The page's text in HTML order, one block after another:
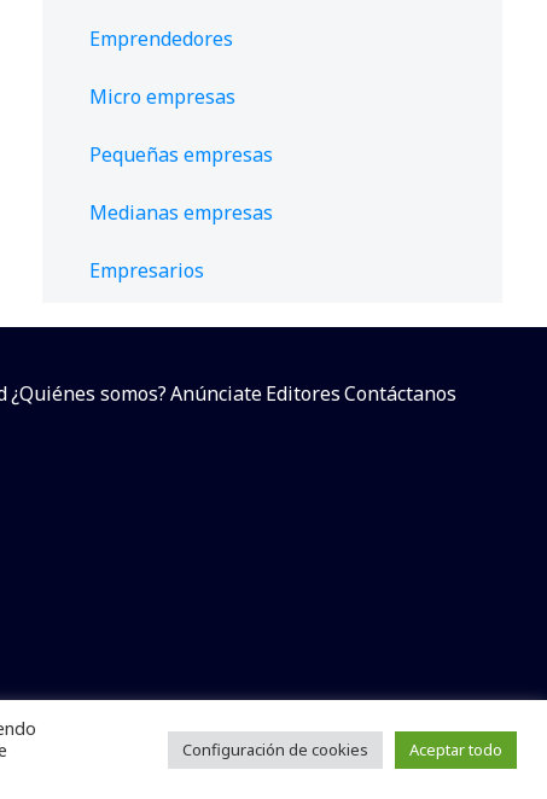
Emprendedores
Micro empresas
Pequeñas empresas
Medianas empresas
Empresarios
¿Quiénes somos?AnúnciateEditoresContáctanos
parcial sin dar referencia a la fuente.
Configuración de cookies Aceptar todo